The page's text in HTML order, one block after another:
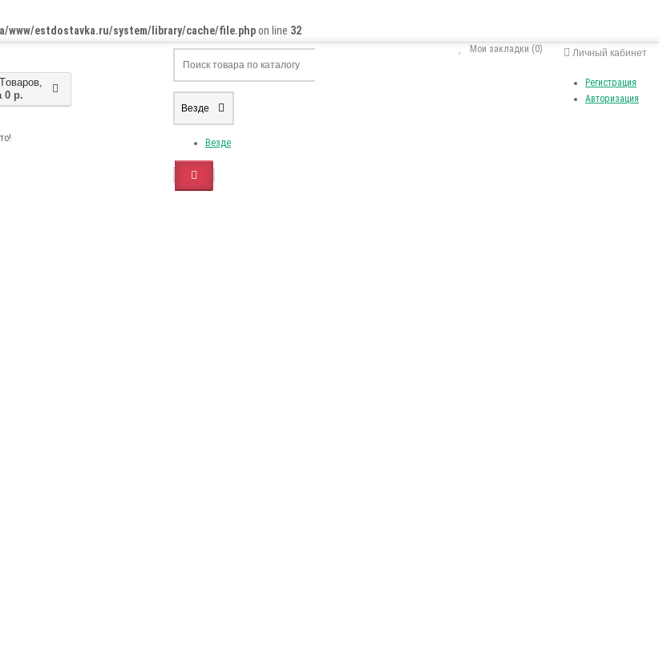
www/estdostavka.ru/system/library/cache/file.phpon line 32
Личный кабинет
Регистрация
Авторизация
Мои закладки (0)
Tоваров,
0 р.
Везде
Везде